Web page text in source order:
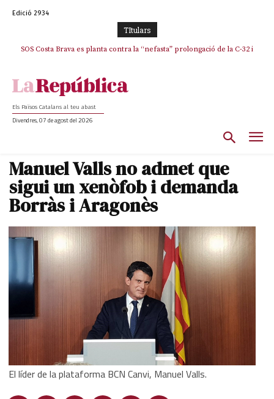
Edició 2934
TItulars
SOS Costa Brava es planta contra la “nefasta” prolongació de la C-32 i
Els Països Catalans al teu abast
Divendres, 07 de agost del 2026
Manuel Valls no admet que
sigui un xenòfob i demanda
Borràs i Aragonès
El líder de la plataforma BCN Canvi, Manuel Valls.